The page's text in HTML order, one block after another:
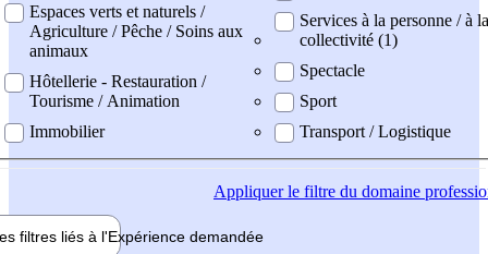
Espaces verts et naturels /
Agriculture / Pêche / Soins aux
animaux
Hôtellerie - Restauration /
Tourisme / Animation
Immobilier
Services à la personne / à la
collectivité (1)
Spectacle
Sport
Transport / Logistique
Appliquerle filtre du domaine
filtres liés à l'Expérience demandée